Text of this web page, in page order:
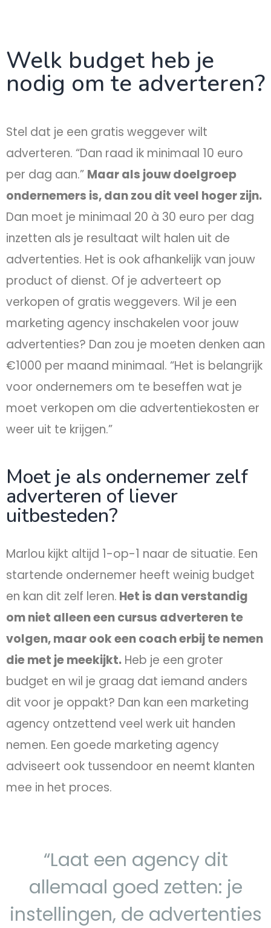
Welk budget heb je
nodig om te adverteren?
Stel dat je een gratis weggever wilt
adverteren. “Dan raad ik minimaal 10 euro
per dag aan.” Maar als jouw doelgroep
ondernemers is, dan zou dit veel hoger zijn.
Dan moet je minimaal 20 à 30 euro per dag
inzetten als je resultaat wilt halen uit de
advertenties. Het is ook afhankelijk van jouw
product of dienst. Of je adverteert op
verkopen of gratis weggevers. Wil je een
marketing agency inschakelen voor jouw
advertenties? Dan zou je moeten denken aan
€1000 per maand minimaal. “Het is belangrijk
voor ondernemers om te beseffen wat je
moet verkopen om die advertentiekosten er
weer uit te krijgen.”
Moet je als ondernemer zelf
adverteren of liever
uitbesteden?
Marlou kijkt altijd 1-op-1 naar de situatie. Een
startende ondernemer heeft weinig budget
en kan dit zelf leren. Het is dan verstandig
om niet alleen een cursus adverteren te
volgen, maar ook een coach erbij te nemen
die met je meekijkt. Heb je een groter
budget en wil je graag dat iemand anders
dit voor je oppakt? Dan kan een marketing
agency ontzettend veel werk uit handen
nemen. Een goede marketing agency
adviseert ook tussendoor en neemt klanten
mee in het proces.
“Laat een agency dit
allemaal goed zetten: je
instellingen, de advertenties